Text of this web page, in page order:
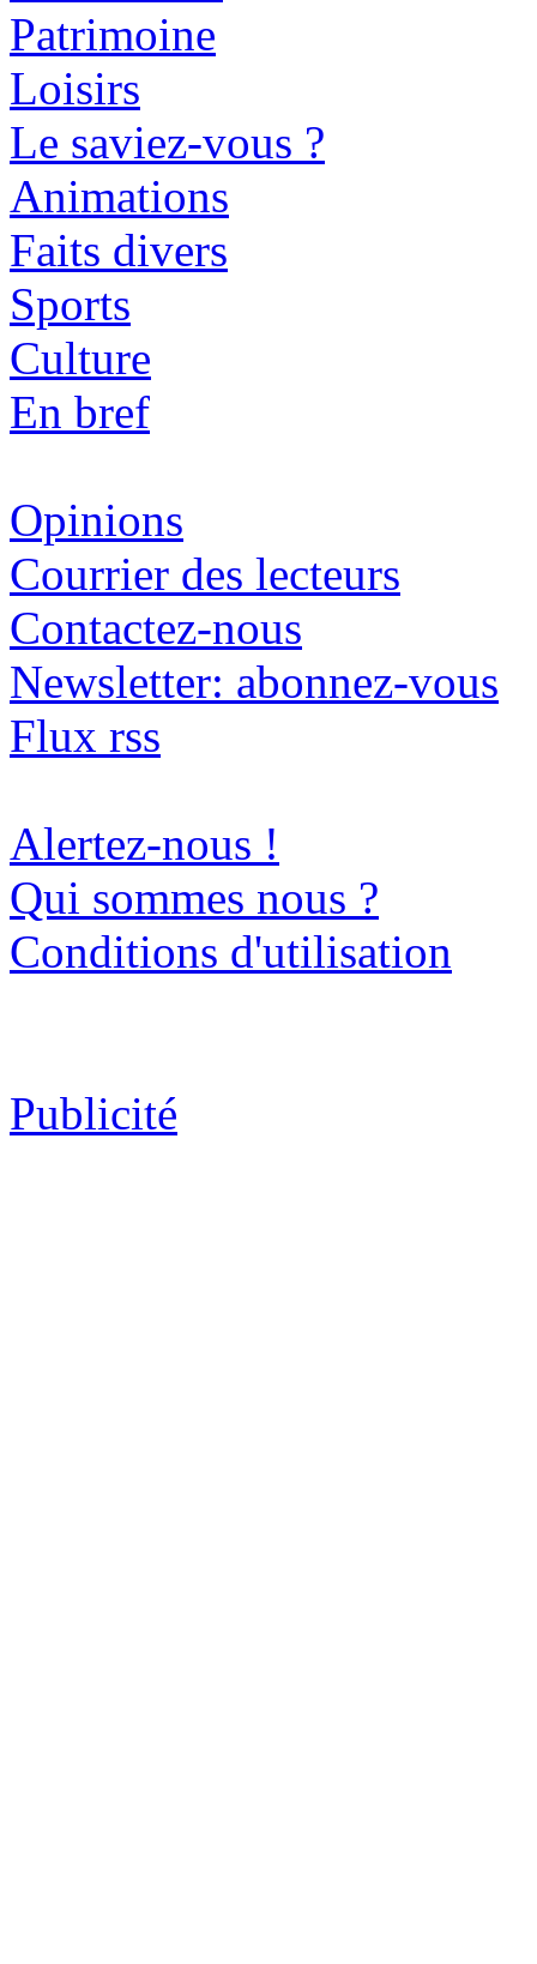
Patrimoine
Loisirs
Le saviez-vous ?
Animations
Faits divers
Sports
Culture
En bref
Opinions
Courrier des lecteurs
Contactez-nous
Newsletter: abonnez-vous
Flux rss
Alertez-nous !
Qui sommes nous ?
Conditions d'utilisation
Publicité